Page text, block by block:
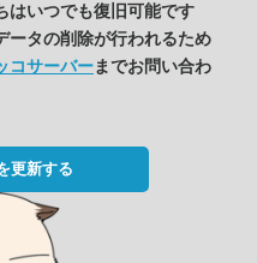
はいつでも復旧可能です
ータの削除が行われるため
コサーバーまでお問い合わ
更新する